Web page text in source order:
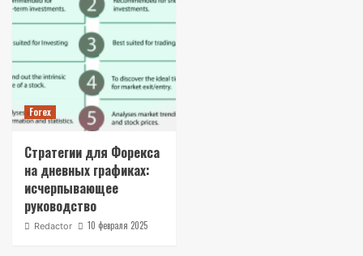
Forex
Стратегии для Форекса
на дневных графиках:
исчерпывающее
руководство
Redactor 10 февраля 2025